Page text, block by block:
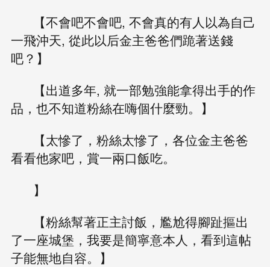
【不會吧不會吧, 不會真的有人以為自己
一飛沖天, 從此以后金主爸爸們跪著送錢
吧？】
【出道多年, 就一部勉強能拿得出手的作
品，也不知道粉絲在嗨個什麼勁。】
【太慘了，粉絲太慘了，各位金主爸爸
看看他家吧，賞一兩口飯吃。
】
【粉絲幫著正主討飯，尷尬得腳趾摳出
了一座城堡，我要是簡寧意本人，看到這帖
子能無地自容。】